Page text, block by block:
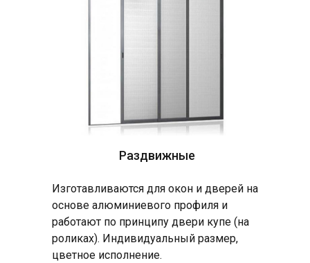
Раздвижные
Изготавливаются для окон и дверей на
основе алюминиевого профиля и
работают по принципу двери купе (на
роликах). Индивидуальный размер,
цветное исполнение.